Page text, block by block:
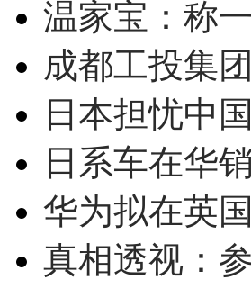
温家宝：称
成都工投集
日本担忧中
日系车在华
华为拟在英
真相透视：